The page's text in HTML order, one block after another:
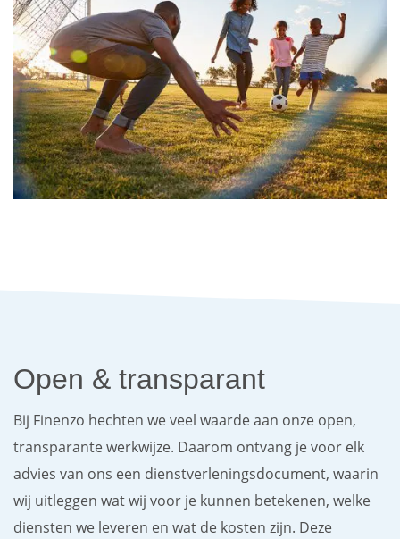
Open & transparant
Bij Finenzo hechten we veel waarde aan onze open,
transparante werkwijze. Daarom ontvang je voor elk
advies van ons een dienstverleningsdocument, waarin
wij uitleggen wat wij voor je kunnen betekenen, welke
diensten we leveren en wat de kosten zijn. Deze